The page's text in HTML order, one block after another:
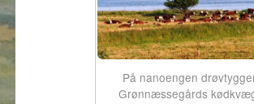
På nanoengen
Grønnæssegårds